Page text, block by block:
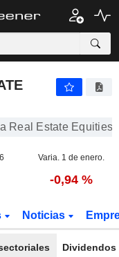
Real Estate Equities,
Varia. 1 de enero.
-0,94 %
Noticias